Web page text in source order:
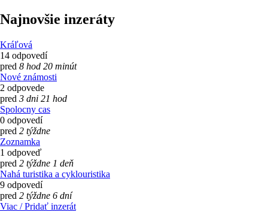
Najnovšie inzeráty
Kráľová
14 odpovedí
pred 8 hod 20 minút
Nové známosti
2 odpovede
pred 3 dni 21 hod
Spolocny cas
0 odpovedí
pred 2 týždne
Zoznamka
1 odpoveď
pred 2 týždne 1 deň
Nahá turistika a cyklouristika
9 odpovedí
pred 2 týždne 6 dní
Viac / Pridať inzerát